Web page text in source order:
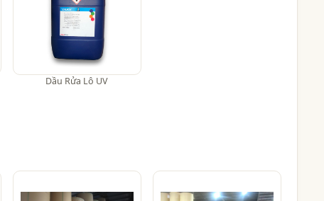
Dầu Rửa Lô UV